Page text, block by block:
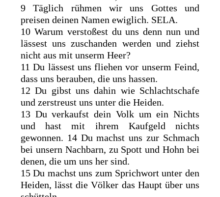
9 Täglich rühmen wir uns Gottes und
preisen deinen Namen ewiglich. SELA.
10 Warum verstoßest du uns denn nun und
lässest uns zuschanden werden und ziehst
nicht aus mit unserm Heer?
11 Du lässest uns fliehen vor unserm Feind,
dass uns berauben, die uns hassen.
12 Du gibst uns dahin wie Schlachtschafe
und zerstreust uns unter die Heiden.
13 Du verkaufst dein Volk um ein Nichts
und hast mit ihrem Kaufgeld nichts
gewonnen. 14 Du machst uns zur Schmach
bei unsern Nachbarn, zu Spott und Hohn bei
denen, die um uns her sind.
15 Du machst uns zum Sprichwort unter den
Heiden, lässt die Völker das Haupt über uns